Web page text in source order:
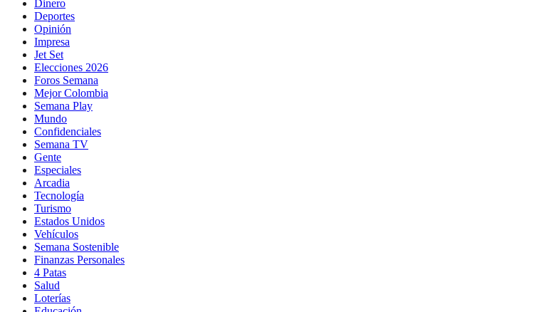
Dinero
Deportes
Opinión
Impresa
Jet Set
Elecciones 2026
Foros Semana
Mejor Colombia
Semana Play
Mundo
Confidenciales
Semana TV
Gente
Especiales
Arcadia
Tecnología
Turismo
Estados Unidos
Vehículos
Semana Sostenible
Finanzas Personales
4 Patas
Salud
Loterías